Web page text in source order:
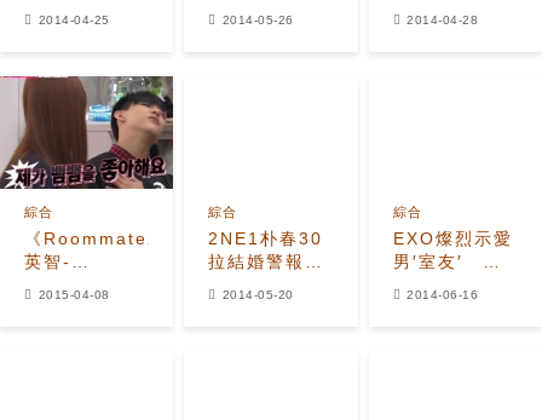
目
2014-04-25 2014-05-26 2014-04-28
《Roommate2》
英智-
綜合
2015-04-08
2NE1朴春30
拉結婚警報
綜合
2014-05-20
EXO燦烈示愛
男′室友′ 用
綜合
2014-06-16